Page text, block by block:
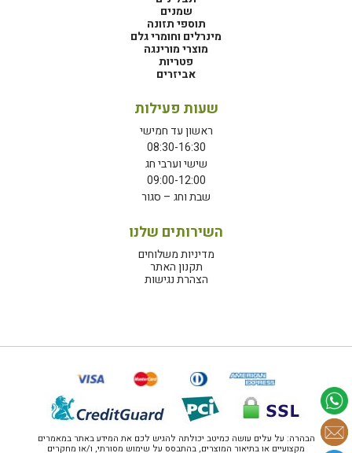
שמנים
תוספי תזונה
מינרלים וחומרי גלם
מוצרי מורינגה
פטריות
אביזרים
שעות פעילות
ראשון עד חמישי
08:30-16:30
שישי וערבי חג
09:00-12:00
שבת וחג – סגור
השירותים שלנו
מדיניות משלוחים
תקנון האתר
הצהרת נגישות
הבהרה: על עלים עושה כמיטב יכולתה להגיש לכם את המידע באתר במאמרים
מקצועיים או בתיאור המוצרים, בהתבסס על שימוש מסורתי, ו/או מחקרים